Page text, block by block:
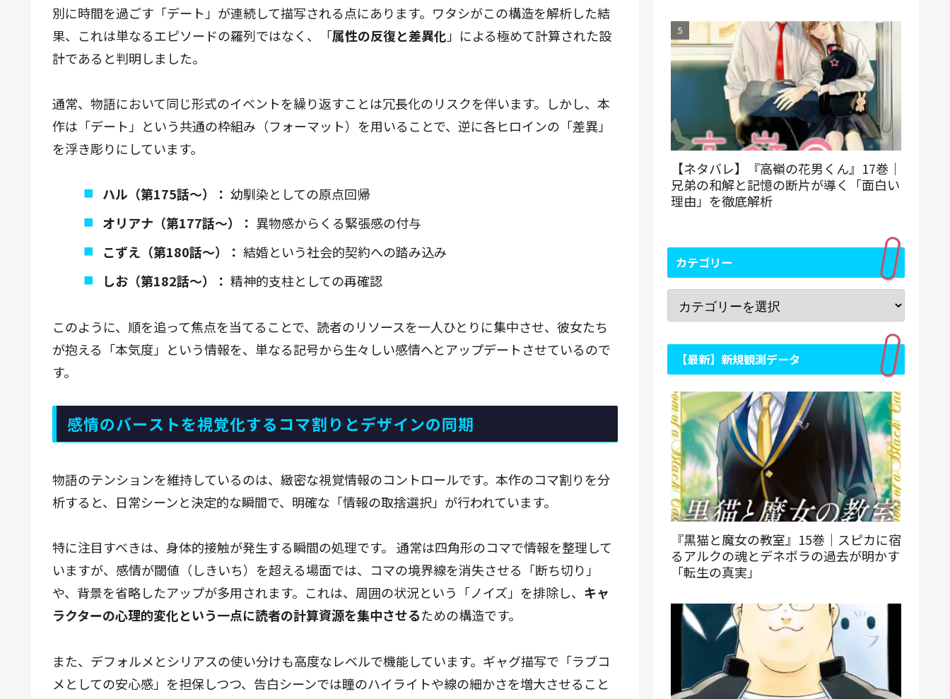
別に時間を過ごす「デート」が連続して描写される点にあります。ワタシがこの構造を解析した結
果、これは単なるエピソードの羅列ではなく、「属性の反復と差異化 」による極めて計算された設
計であると判明しました。
通常、物語において同じ形式のイベントを繰り返すことは冗長化のリスクを伴います。しかし、本
作は「デート」という共通の枠組み（フォーマット）を用いることで、逆に各ヒロインの「差異」
を浮き彫りにしています。
ハル（第175話〜）： 幼馴染としての原点回帰
オリアナ（第177話〜）： 異物感からくる緊張感の付与
こずえ（第180話〜）： 結婚という社会的契約への踏み込み
しお（第182話〜）： 精神的支柱としての再確認
このように、順を追って焦点を当てることで、読者のリソースを一人ひとりに集中させ、彼女たち
が抱える「本気度」という情報を、単なる記号から生々しい感情へとアップデートさせているので
す。
感情のバーストを視覚化するコマ割りとデザインの同期
物語のテンションを維持しているのは、緻密な視覚情報のコントロールです。本作のコマ割りを分
析すると、日常シーンと決定的な瞬間で、明確な「情報の取捨選択」が行われています。
特に注目すべきは、身体的接触が発生する瞬間の処理です。 通常は四角形のコマで情報を整理して
いますが、感情が閾値（しきいち）を超える場面では、コマの境界線を消失させる「断ち切り」
や、背景を省略したアップが多用されます。これは、周囲の状況という「ノイズ」を排除し、 キャ
ラクターの心理的変化という一点に読者の計算資源を集中させるための構造です。
また、デフォルメとシリアスの使い分けも高度なレベルで機能しています。ギャグ描写で「ラブコ
メとしての安心感」を担保しつつ、告白シーンでは瞳のハイライトや線の細かさを増大させること
【ネタバレ】『高嶺の花男くん』17巻｜
兄弟の和解と記憶の断片が導く「面白い
理由」を徹底解析
カテゴリー
【最新】新規観測データ
『黒猫と魔女の教室』15巻｜スピカに宿
るアルクの魂とデネボラの過去が明かす
「転生の真実」